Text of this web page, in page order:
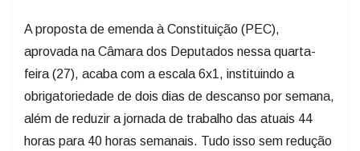
A proposta de emenda à Constituição (PEC),
aprovada na Câmara dos Deputados nessa quarta-
feira (27), acaba com a escala 6x1, instituindo a
obrigatoriedade de dois dias de descanso por semana,
além de reduzir a jornada de trabalho das atuais 44
horas para 40 horas semanais. Tudo isso sem redução